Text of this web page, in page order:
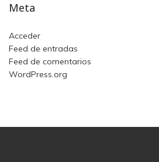
Meta
Acceder
Feed de entradas
Feed de comentarios
WordPress.org